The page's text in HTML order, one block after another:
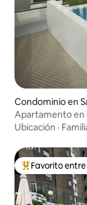
Condominio en
Apartamento en
Ubicación ·
De los mejores
Favorito